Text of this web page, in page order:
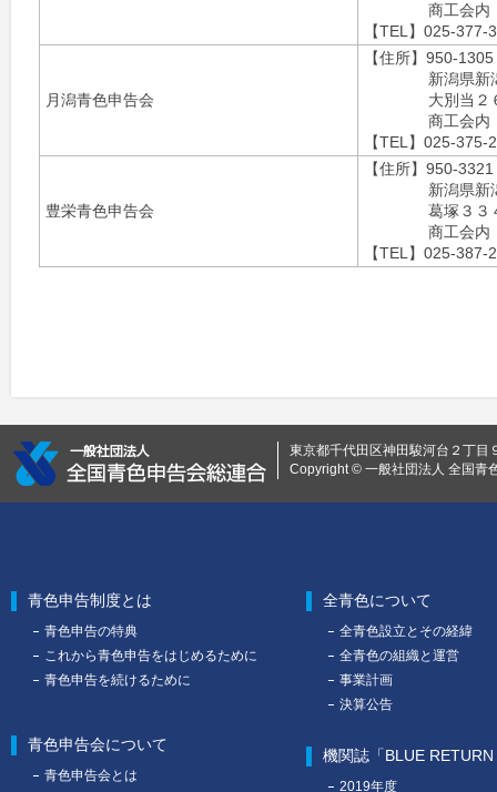
商工会内
【TEL】025-377-
月潟青色申告会
【住所】950-1305
新潟県新
大別当２
商工会内
【TEL】025-375-
豊栄青色申告会
【住所】950-3321
新潟県新
葛塚３３
商工会内
【TEL】025-387-
東京都千代田区神田駿河台２丁
Copyright © 一般社団法人 全国青
青色申告制度とは
青色申告の特典
これから青色申告をはじめるために
青色申告を続けるために
青色申告会について
青色申告会とは
全青色について
全青色設立とその経緯
全青色の組織と運営
事業計画
決算公告
機関誌「BLUE
2019年度